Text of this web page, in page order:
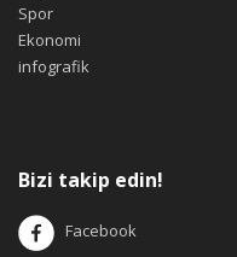
Spor
Ekonomi
infografik
Bizi takip edin!
Facebook